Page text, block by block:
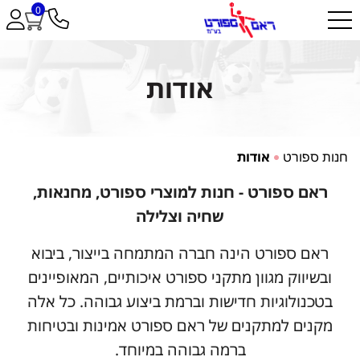
0
אודות
חנות ספורט אודות
ראם ספורט - חנות למוצרי ספורט, מחנאות,
שחיה וצלילה
ראם ספורט הינה חברה המתמחה בייצור, ביבוא
ובשיווק מגוון מתקני ספורט איכותיים, המאופיינים
בטכנולוגיות חדישות וברמת ביצוע גבוהה. כל אלה
מקנים למתקנים של ראם ספורט אמינות ובטיחות
ברמה גבוהה במיוחד.